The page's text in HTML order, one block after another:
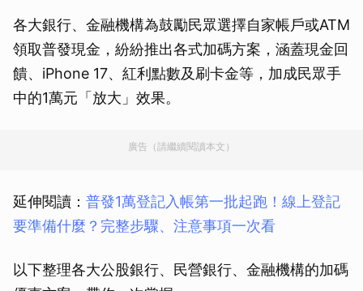
各大銀行、金融機構為鼓勵民眾選擇自家帳戶或ATM
領取普發現金，紛紛推出各式加碼方案，涵蓋現金回
饋、iPhone 17、紅利點數及刷卡金等，加成民眾手
中的1萬元「放大」效果。
廣告（請繼續閱讀本文）
延伸閱讀： 普發1萬登記入帳第一批起跑！線上登記
要準備什麼？完整步驟、注意事項一次看
以下整理各大公股銀行、民營銀行、金融機構的加碼